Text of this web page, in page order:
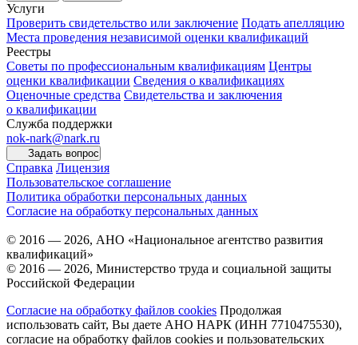
Услуги
Проверить свидетельство или заключение Подать апелляцию
Места проведения независимой оценки квалификаций
Реестры
Советы по профессиональным квалификациям Центры
оценки квалификации Сведения о квалификациях
Оценочные средства Свидетельства и заключения
о квалификации
Служба поддержки
nok-nark@nark.ru
Задать вопрос
Справка Лицензия
Пользовательское соглашение
Политика обработки персональных данных
Согласие на обработку персональных данных
© 2016 — 2026, АНО «Национальное агентство развития
квалификаций»
© 2016 — 2026, Министерство труда и социальной защиты
Российской Федерации
Согласие на обработку файлов cookies Продолжая
использовать сайт, Вы даете АНО НАРК (ИНН 7710475530),
согласие на обработку файлов cookies и пользовательских